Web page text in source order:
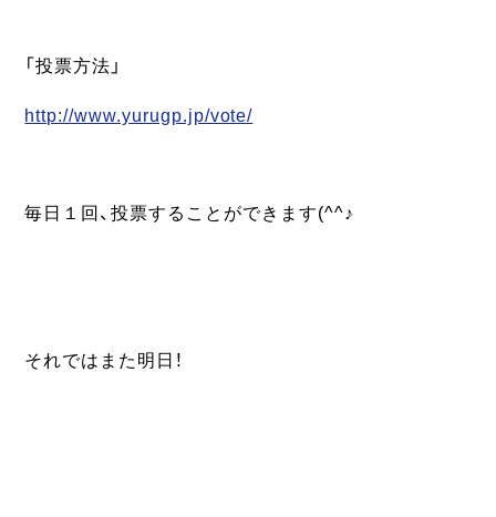
「投票方法」
http://www.yurugp.jp/vote/
毎日１回、投票することができます(^^♪
それではまた明日！